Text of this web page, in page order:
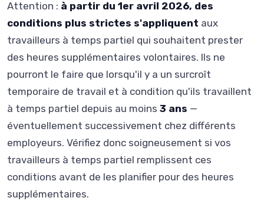
Attention : à partir du 1er avril 2026, des
conditions plus strictes s'appliquent aux
travailleurs à temps partiel qui souhaitent prester
des heures supplémentaires volontaires. Ils ne
pourront le faire que lorsqu'il y a un surcroît
temporaire de travail et à condition qu'ils travaillent
à temps partiel depuis au moins 3 ans —
éventuellement successivement chez différents
employeurs. Vérifiez donc soigneusement si vos
travailleurs à temps partiel remplissent ces
conditions avant de les planifier pour des heures
supplémentaires.